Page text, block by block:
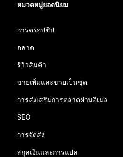
หมวดหมู่ยอดนิยม
การดรอปชิป
ตลาด
รีวิวสินค้า
ขายเพิ่มและขายเป็นชุด
การส่งเสริมการตลาดผ่านอีเมล
SEO
การจัดส่ง
สกุลเงินและการแปล